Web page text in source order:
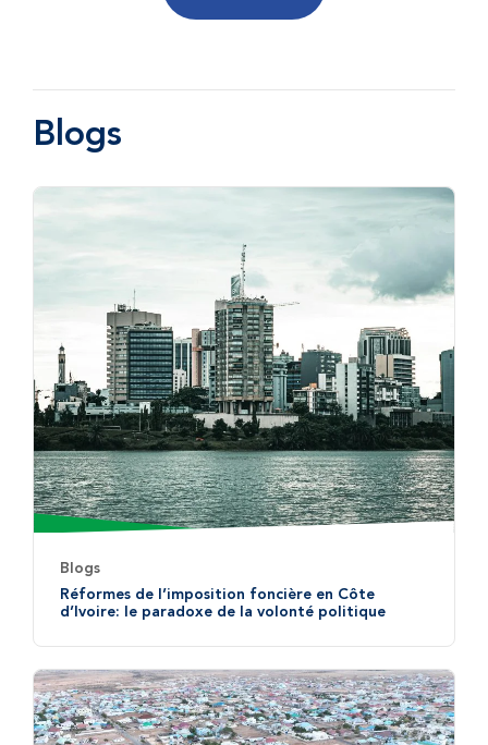
Blogs
Blogs
Réformes de l’imposition foncière en Côte
d’Ivoire: le paradoxe de la volonté politique